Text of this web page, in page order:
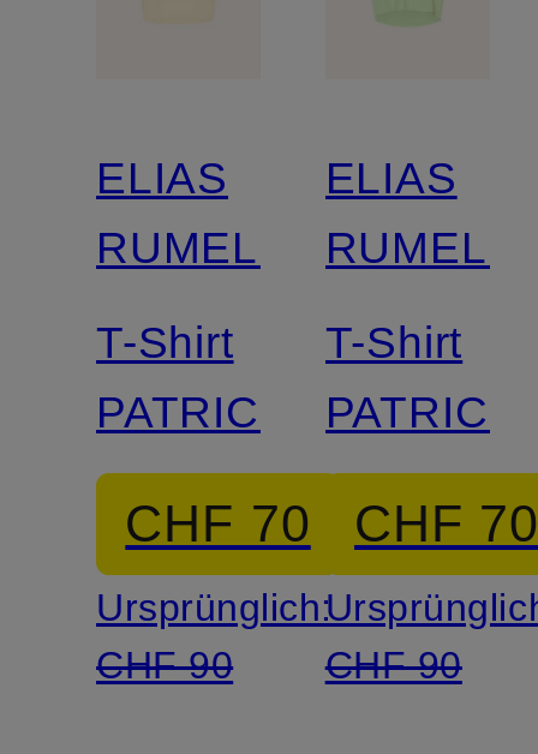
ELIAS
RUMELIS
T-Shirt
PATRICIA
CHF 70
Ursprünglich:
CHF 90
ELIAS
RUMELIS
T-Shirt
PATRICIA
CHF
CHF 90